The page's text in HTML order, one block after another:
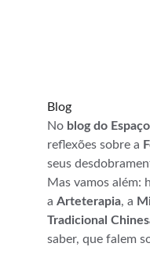
Blog
No blog do
reflexões sobre a
seus
Mas vamos além:
a Arteterapia, a
Tradicional
saber, que falem